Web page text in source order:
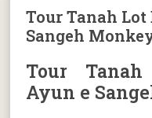
Tour Tanah Lot
Sangeh
Tour
Ayun e